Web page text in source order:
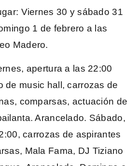
Viernes 30 y sábado 31
1 de febrero a las
Madero.
apertura a las 22:00
de music hall, carrozas de
comparsas, actuación de
Arancelado. Sábado,
carrozas de aspirantes
Mala Fama, DJ Tiziano